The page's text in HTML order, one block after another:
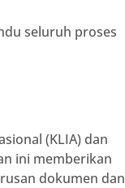
seluruh proses
(KLIA) dan
ini memberikan
dokumen dan